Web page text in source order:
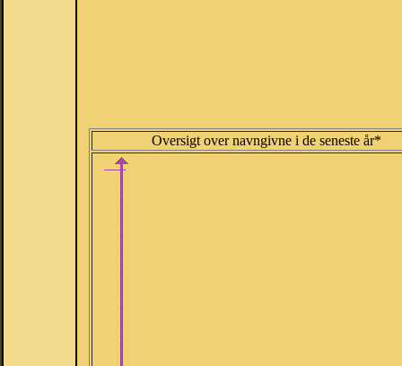
Oversigt over navngivne i de seneste år*